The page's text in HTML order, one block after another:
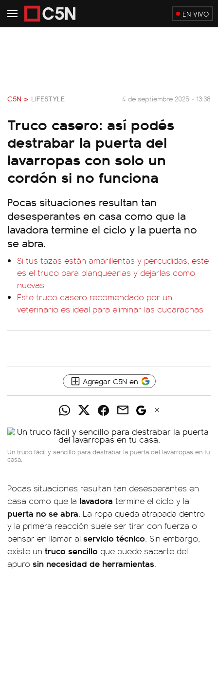
EN VIVO
C5N > LIFESTYLE 4 de septiembre 2025 - 13:38
Truco casero: así podés
destrabar la puerta del
lavarropas con solo un
cordón si no funciona
Pocas situaciones resultan tan
desesperantes en casa como que la
lavadora termine el ciclo y la puerta no
se abra.
Si tus tazas están amarillentas y percudidas, este
es el truco para blanquearlas y dejarlas como
nuevas
Este truco casero recomendado por un
veterinario es ideal para eliminar las cucarachas
Agregar C5N en
Un truco fácil y sencillo para destrabar la puerta del lavarropas en tu
casa.
Pocas situaciones resultan tan desesperantes en
casa como que la lavadora termine el ciclo y la
puerta no se abra. La ropa queda atrapada dentro
y la primera reacción suele ser tirar con fuerza o
pensar en llamar al servicio técnico. Sin embargo,
existe un truco sencillo que puede sacarte del
apuro sin necesidad de herramientas.